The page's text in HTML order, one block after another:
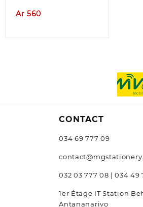
Ar 560
CONTACT
034 69 777 09
032 03 777 08 | 034 49
1er Étage IT Station
Antananarivo